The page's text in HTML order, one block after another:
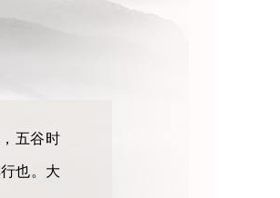
五谷时
也。大